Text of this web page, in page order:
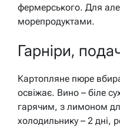
фермерського. Для
морепродуктами.
Гарніри,
Картопляне пюре
освіжає. Вино – біле
гарячим, з лимоном
холодильнику – 2 дні,